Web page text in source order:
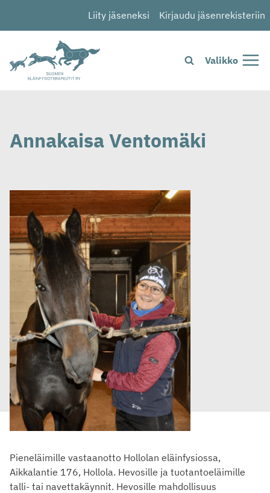
Liity jäseneksi Kirjaudu jäsenrekisteriin
Valikko
Annakaisa Ventomäki
Pieneläimille vastaanotto Hollolan eläinfysiossa,
Aikkalantie 176, Hollola. Hevosille ja tuotantoeläimille
talli- tai navettakäynnit. Hevosille mahdollisuus